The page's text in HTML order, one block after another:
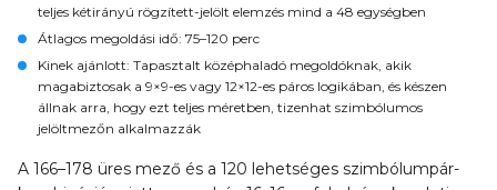
teljes kétirányú rögzített-jelölt elemzés mind a 48 egységben
Átlagos megoldási idő: 75–120 perc
Kinek ajánlott: Tapasztalt középhaladó megoldóknak, akik
magabiztosak a 9×9-es vagy 12×12-es páros logikában, és készen
állnak arra, hogy ezt teljes méretben, tizenhat szimbólumos
jelöltmezőn alkalmazzák
A 166–178 üres mező és a 120 lehetséges szimbólumpár-